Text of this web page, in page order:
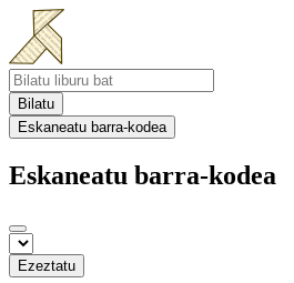
Bilatu
Eskaneatu barra-kodea
Eskaneatu barra-kodea
Ezeztatu